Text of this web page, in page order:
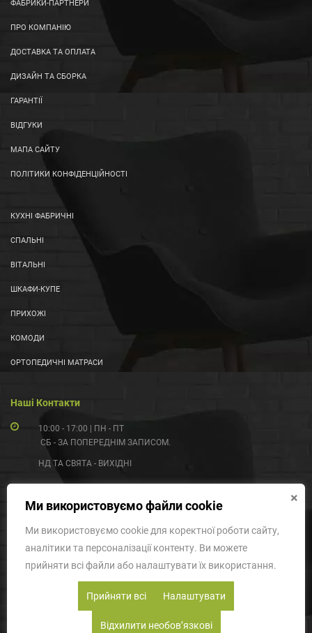
ФАБРИКИ-ПАРТНЕРИ
ПРО КОМПАНІЮ
ДОСТАВКА ТА ОПЛАТА
ДИЗАЙН ТА СБОРКА
ГАРАНТІЇ
ВІДГУКИ
МАПА САЙТУ
ПОЛІТИКИ КОНФІДЕНЦІЙНОСТІ
КУХНІ ФАБРИЧНІ
СПАЛЬНІ
ВІТАЛЬНІ
ШКАФИ-КУПЕ
ПРИХОЖІ
КОМОДИ
ОРТОПЕДИЧНІ МАТРАСИ
Наші Контакти
10:00 - 17:00 | ПН - ПТ
СБ - ЗА ПОПЕРЕДНІМ ЗАПИСОМ.
НД ТА СВЯТА - ВИХІДНІ
(095) 431-03-33
MEBELPROSTOODESSA@GMAIL.COM
© Копірайт - mebelprosto.com.ua © 2017-2026 Усі права захищені.
×
Ми використовуємо файли cookie
Ми використовуємо cookie для коректної роботи сайту,
аналітики та персоналізації контенту. Ви можете
прийняти всі файли або налаштувати їх використання.
Прийняти всі Налаштувати
Відхилити необовʼязкові